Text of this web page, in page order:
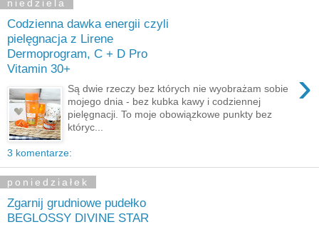
niedziela
Codzienna dawka energii czyli
pielęgnacja z Lirene
Dermoprogram, C + D Pro
Vitamin 30+
›
Są dwie rzeczy bez których nie wyobrażam sobie
mojego dnia - bez kubka kawy i codziennej
pielęgnacji. To moje obowiązkowe punkty bez
któryc...
3 komentarze:
poniedziałek
Zgarnij grudniowe pudełko
BEGLOSSY DIVINE STAR